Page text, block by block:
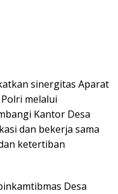
sinergitas Aparat
melalui
Kantor Desa
dan bekerja sama
ketertiban
Desa